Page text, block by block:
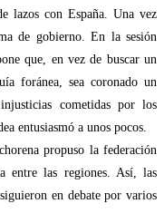
lazos con España. Una vez
de gobierno. En la sesión
que, en vez de buscar un
foránea, sea coronado un
cometidas por los
entusiasmó a unos pocos.
propuso la federación
entre las regiones. Así, las
en debate por varios